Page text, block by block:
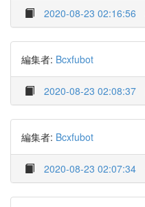
2020-08-23 02:16:56
編集者: Bcxfubot
2020-08-23 02:08:37
編集者: Bcxfubot
2020-08-23 02:07:34